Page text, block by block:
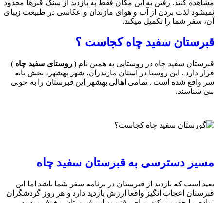
مشاهده کنید. رفتن به این مکان فقط به بازدید از سنگ قبرها محدود
نمیشود لذت بردن از آب و هوای مازندان و عکاسی در طبیعت زیبای
آن، سفر شما را تکمیل میکند.
قبرستان سفید چاه کجاست ؟
قبرستان سفید چاه در روستایی به همین نام ( روستای سفید چاه )
قرار دارد . این روستا در استان مازندران، شهر بهشهر، بخش یانه
سر واقع شده است . تمامی اهالی بهشهر این قبرستان را به خوبی
می شناسند.
مسیر دسترسی به قبرستان سفید چاه
بعید است که بازدید از قبرستان در برنامه سفر شما باشد اما این
قبرستان اعجاب انگیز واقعا ارزش بازدید دارد و هر روز گردشگران